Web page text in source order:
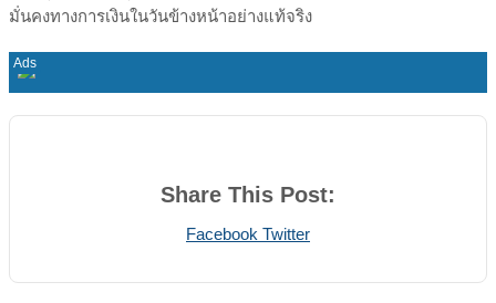
มั่นคงทางการเงินในวันข้างหน้าอย่างแท้จริง
Share This Post:
Facebook TwitterPrint
Share
Email